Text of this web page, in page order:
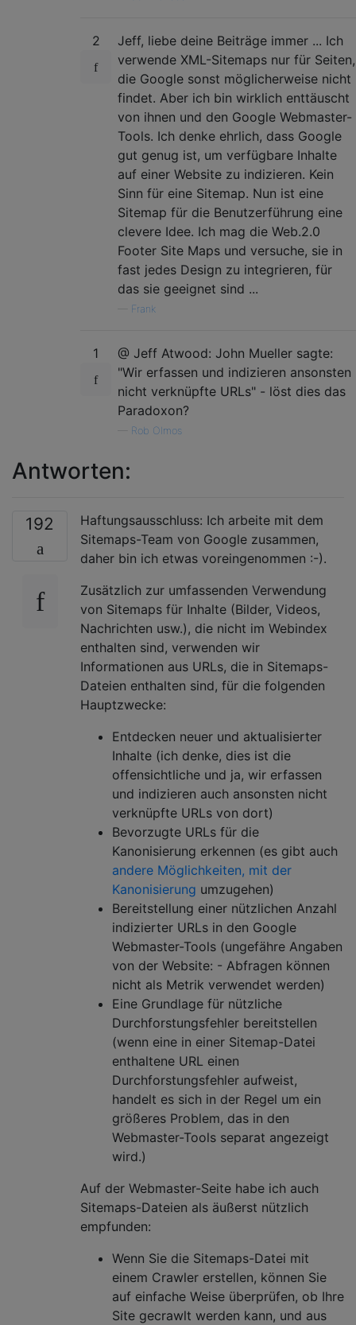
2
Jeff, liebe deine Beiträge immer ... Ich
verwende XML-Sitemaps nur für Seiten,
die Google sonst möglicherweise nicht
findet. Aber ich bin wirklich enttäuscht
von ihnen und den Google Webmaster-
Tools. Ich denke ehrlich, dass Google
gut genug ist, um verfügbare Inhalte
auf einer Website zu indizieren. Kein
Sinn für eine Sitemap. Nun ist eine
Sitemap für die Benutzerführung eine
clevere Idee. Ich mag die Web.2.0
Footer Site Maps und versuche, sie in
fast jedes Design zu integrieren, für
das sie geeignet sind ...
Frank
1
@ Jeff Atwood: John Mueller sagte:
"Wir erfassen und indizieren ansonsten
nicht verknüpfte URLs" - löst dies das
Paradoxon?
Rob Olmos
Antworten:
192
Haftungsausschluss: Ich arbeite mit dem
Sitemaps-Team von Google zusammen,
daher bin ich etwas voreingenommen :-).
Zusätzlich zur umfassenden Verwendung
von Sitemaps für Inhalte (Bilder, Videos,
Nachrichten usw.), die nicht im Webindex
enthalten sind, verwenden wir
Informationen aus URLs, die in Sitemaps-
Dateien enthalten sind, für die folgenden
Hauptzwecke:
Entdecken neuer und aktualisierter
Inhalte (ich denke, dies ist die
offensichtliche und ja, wir erfassen
und indizieren auch ansonsten nicht
verknüpfte URLs von dort)
Bevorzugte URLs für die
Kanonisierung erkennen (es gibt auch
andere Möglichkeiten, mit der
Kanonisierung umzugehen)
Bereitstellung einer nützlichen Anzahl
indizierter URLs in den Google
Webmaster-Tools (ungefähre Angaben
von der Website: - Abfragen können
nicht als Metrik verwendet werden)
Eine Grundlage für nützliche
Durchforstungsfehler bereitstellen
(wenn eine in einer Sitemap-Datei
enthaltene URL einen
Durchforstungsfehler aufweist,
handelt es sich in der Regel um ein
größeres Problem, das in den
Webmaster-Tools separat angezeigt
wird.)
Auf der Webmaster-Seite habe ich auch
Sitemaps-Dateien als äußerst nützlich
empfunden:
Wenn Sie die Sitemaps-Datei mit
einem Crawler erstellen, können Sie
auf einfache Weise überprüfen, ob Ihre
Site gecrawlt werden kann, und aus